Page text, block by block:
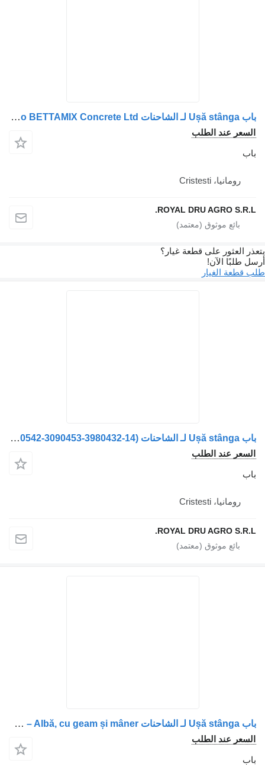
باب Ușă stânga لـ الشاحنات Volvo BETTAMIX Concrete Ltd
الطلب
ROYAL DRU
على قطعة غيار؟
باب Ușă stânga لـ الشاحنات Volvo roșie (20360542-3090453-3980432-14)
الطلب
ROYAL DRU
باب Ușă stânga لـ الشاحنات Volvo – Albă, cu geam și mâner
الطلب